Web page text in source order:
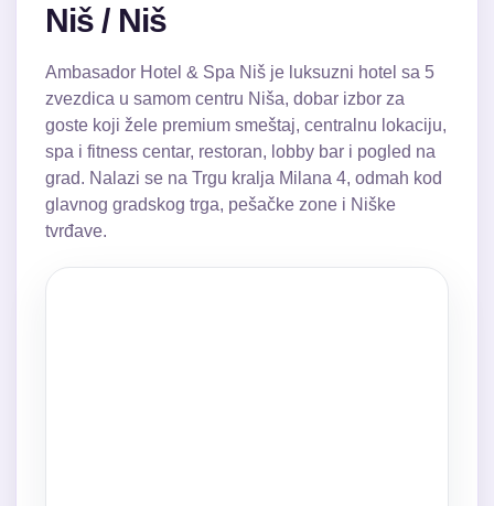
Niš / Niš
Ambasador Hotel & Spa Niš je luksuzni hotel sa 5
zvezdica u samom centru Niša, dobar izbor za
goste koji žele premium smeštaj, centralnu lokaciju,
spa i fitness centar, restoran, lobby bar i pogled na
grad. Nalazi se na Trgu kralja Milana 4, odmah kod
glavnog gradskog trga, pešačke zone i Niške
tvrđave.